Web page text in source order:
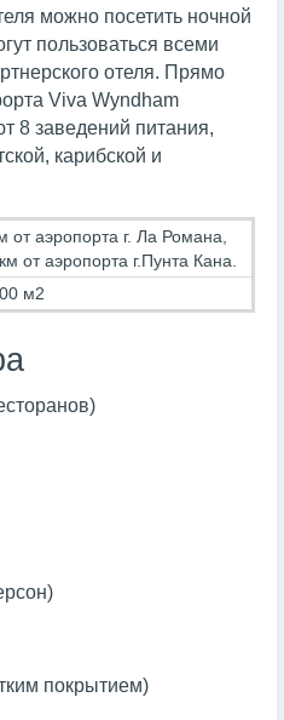
можно посетить ночной
пользоваться всеми
отеля. Прямо
Viva Wyndham
8 заведений питания,
карибской и
от аэропорта г. Ла Романа,
от аэропорта г.Пунта Кана.
м2
покрытием)